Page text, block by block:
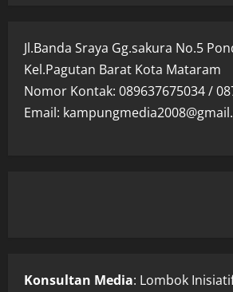
Jl.Banda Sraya Gg.sakura No.5
Kel.Pagutan Barat Kota Mataram
Nomor Kontak: 089637675034 /
Email:
Konsultan Media: Lombok